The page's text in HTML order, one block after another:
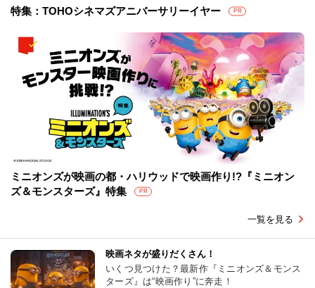
特集：TOHOシネマズアニバーサリーイヤー PR
ミニオンズが映画の都・ハリウッドで映画作り!?『ミニオン
ズ＆モンスターズ』特集
PR
一覧を見る
映画ネタが盛りだくさん！
いくつ見つけた？最新作『ミニオンズ＆モンス
ターズ』は“映画作り”に奔走！